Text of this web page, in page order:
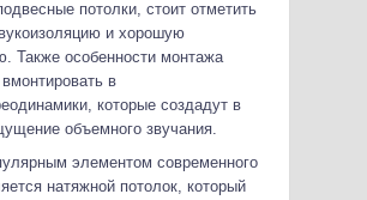
потолки, стоит отметить
и хорошую
Также особенности монтажа
в
которые создадут в
объемного звучания.
элементом современного
натяжной потолок, который